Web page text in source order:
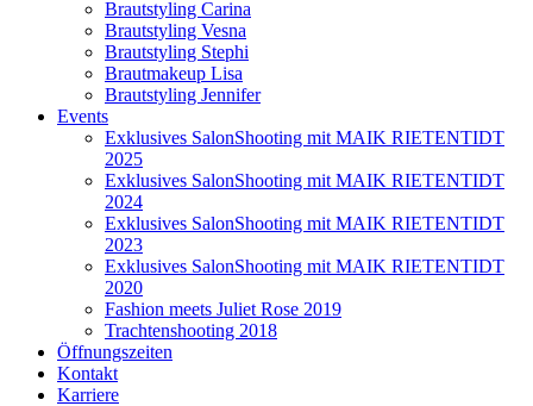
Brautstyling Carina
Brautstyling Vesna
Brautstyling Stephi
Brautmakeup Lisa
Brautstyling Jennifer
Events
Exklusives SalonShooting mit MAIK RIETENTIDT
2025
Exklusives SalonShooting mit MAIK RIETENTIDT
2024
Exklusives SalonShooting mit MAIK RIETENTIDT
2023
Exklusives SalonShooting mit MAIK RIETENTIDT
2020
Fashion meets Juliet Rose 2019
Trachtenshooting 2018
Öffnungszeiten
Kontakt
Karriere